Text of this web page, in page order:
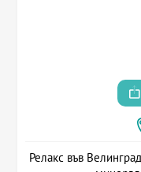
Релакс във